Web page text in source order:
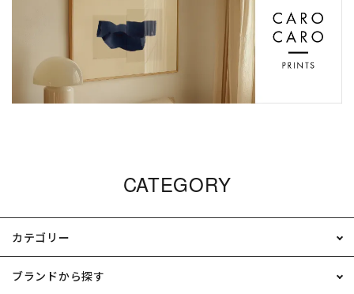
CATEGORY
カテゴリー
ブランドから探す